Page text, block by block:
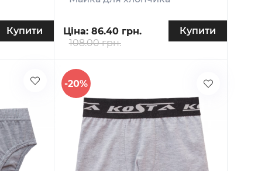
Купити Ціна: 86.40 грн.
108.00 грн.
Купити
-20%